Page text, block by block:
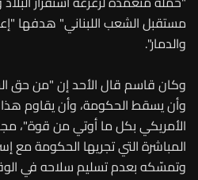
مستقبل الشعب اللبناني" هدفها
والدمار".
وكان قاسم قال الأحد إن "من حق
وأن يسقط الحكومة، وأن يقاوم هذا
الأمريكي بكل ما أوتي من قوة"،
المباشرة التي تجريها الحكومة مع
وتمسّكه بعدم تسليم سلاحه في